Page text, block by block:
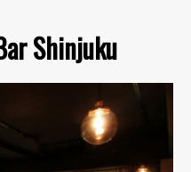
Shinjuku